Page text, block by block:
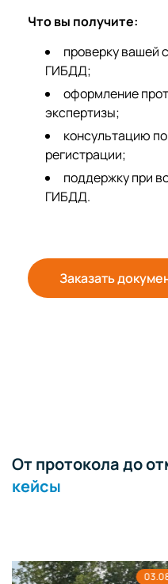
Что вы получите:
проверку вашей
ГИБДД;
оформление
экспертизы;
консультацию
регистрации;
поддержку при
ГИБДД.
Заказать
От протокола до
кейсы